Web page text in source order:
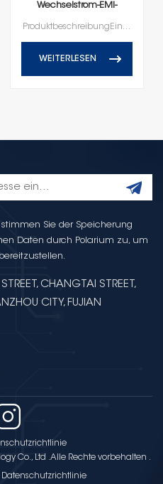
Wechselstrom-EMI-
ProduktbeschreibungEinphasen-Wechselstrom-EMI-Filterserie
WEITERLESEN
Sie der Speicherung
Daten durch Polarium zu, um
CHANGTAI STREET,
CITY, FUJIAN
Co., Ltd .Alle Rechte vorbehalten .
Datenschutzrichtlinie